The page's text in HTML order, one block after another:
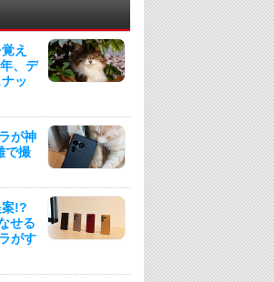
え
、デ
ッ
が神
で撮
案!?
せる
がす